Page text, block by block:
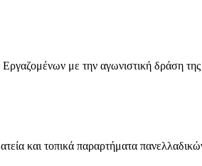
με την αγωνιστική δράση της
και τοπικά παραρτήματα